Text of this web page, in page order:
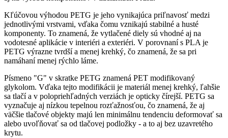
Kľúčovou výhodou PETG je jeho vynikajúca priľnavosť medzi
jednotlivými vrstvami, vďaka čomu vznikajú stabilné a husté
komponenty. To znamená, že vytlačené diely sú vhodné aj na
vodotesné aplikácie v interiéri a exteriéri. V porovnaní s PLA je
PETG výrazne tvrdší a menej krehký, čo znamená, že sa pri
namáhaní menej rýchlo láme.
Písmeno "G" v skratke PETG znamená PET modifikovaný
glykolom. Vďaka tejto modifikácii je materiál menej krehký, ľahšie
sa tlačí a v polopriehľadných verziách je opticky čírejší. PETG sa
vyznačuje aj nízkou tepelnou rozťažnosťou, čo znamená, že aj
väčšie tlačové objekty majú len minimálnu tendenciu deformovať sa
alebo uvoľňovať sa od tlačovej podložky - a to aj bez uzavretého
krytu.